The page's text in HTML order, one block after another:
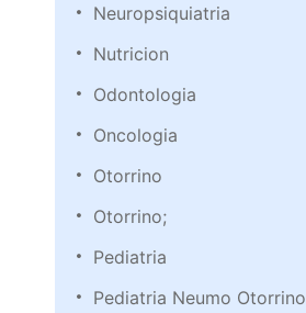
Neuropsiquiatria
Nutricion
Odontologia
Oncologia
Otorrino
Otorrino;
Pediatria
Pediatria Neumo Otorrino